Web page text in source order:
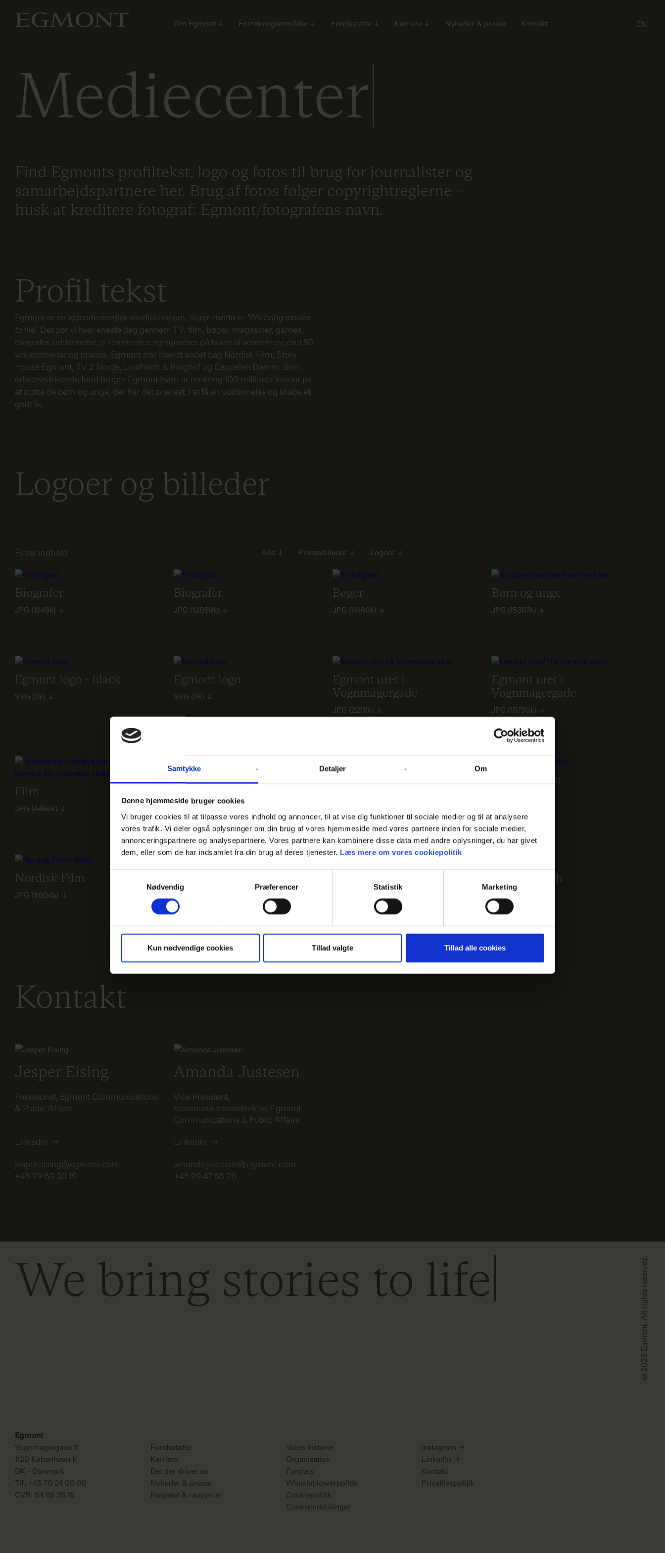
Samtykke Detaljer Om
Denne hjemmeside bruger cookies
Vi bruger cookies til at tilpasse vores indhold og annoncer, til at vise dig funktioner til sociale medier og til at analysere
vores trafik. Vi deler også oplysninger om din brug af vores hjemmeside med vores partnere inden for sociale medier,
annonceringspartnere og analysepartnere. Vores partnere kan kombinere disse data med andre oplysninger, du har givet
dem, eller som de har indsamlet fra din brug af deres tjenester. Læs mere om vores cookiepolitik
Nødvendig
Præferencer Statistik Marketing
Kun nødvendige cookies Tillad valgte Tillad alle cookies
Om Egmont ↓ Forretningsområder ↓ Fondsstøtte ↓ Karriere ↓ Nyheder & presse Kontakt EN
Mediecenter
Find Egmonts profiltekst, logo og fotos til brug for journalister og
samarbejdspartnere her. Brug af fotos følger copyrightreglerne –
husk at kreditere fotograf: Egmont/fotografens navn.
Profil tekst
Egmont er en ledende nordisk mediekoncern. Vores motto er ‘We bring stories
to life’. Det gør vi hver eneste dag gennem TV, film, bøger, magasiner, games,
biografer, uddannelse, e-commerce og agencies på tværs af vores mere end 50
virksomheder og brands. Egmont står blandt andet bag Nordisk Film, Story
House Egmont, TV 2 Norge, Lindhardt & Ringhof og Cappelen Damm. Som
erhvervsdrivende fond bruger Egmont hvert år omkring 100 millioner kroner på
at støtte de børn og unge, der har det sværest, i at få en uddannelse og skabe et
godt liv.
Logoer og billeder
Filtrer indhold Alle ↓ Pressebilleder ↓ Logoer ↓
Biografer
JPG (1646k) ↓
Biografer
JPG (13059k) ↓
Bøger
JPG (14160k) ↓
Børn og unge
JPG (15387k) ↓
Egmont logo - black
SVG (2k) ↓
Egmont logo
SVG (2k) ↓
Egmont uret i
Vognmagergade
JPG (22111k) ↓
Egmont uret i
Vognmagergade
JPG (18730k) ↓
Film
JPG (4466k) ↓
Games - The hunter
JPG (775k)
Nordisk Film
Nordisk Film
JPG (11604k) ↓
Steffen Kragh
Kontakt
Jesper Eising
Pressechef, Egmont Communications
& Public Affairs
LinkedIn
jesper.eising@egmont.com
+45 29 60 30 19
Amanda Justesen
Vice President,
kommunikationsdirektør, Egmont
Communications & Public Affairs
LinkedIn
amanda.justesen@egmont.com
+45 29 47 85 26
We bring stories to life ©2026 Egmont. All rights reserved.
Egmont
Vognmagergade 11
1120 København K
DK - Danmark
Tlf.:+45 70 24 00 00
CVR: 84 85 35 18
Fondsstøtte
Karriere
Det der driver os
Nyheder & presse
Nøgletal & rapporter
Vores historie
Organisation
Fundats
Whistleblowerpolitik
Cookiepolitik
Cookieindstillinger
Instagram →
LinkedIn →
Kontakt
Privatlivspolitik